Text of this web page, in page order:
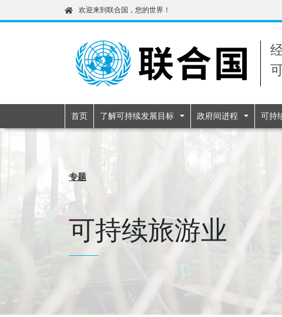
欢迎来到联合国，您的世界！
Primary navigation
首页 了解可持续发展目标 政府间进程 可持
专题
可持续旅游业